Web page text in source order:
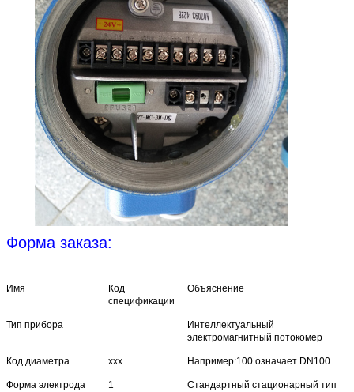
За исключением фториновой кислоты,
масла и щелочей.
Платиновый
иридий
Практически применима во всех
химических средах, кроме соли
аммония.
Форма заказа:
Имя
Код
спецификации
Объяснение
Тип прибора
Интеллектуальный
электромагнитный потокомер
Код диаметра xxx Например:100 означает DN100
Форма электрода 1 Стандартный стационарный тип